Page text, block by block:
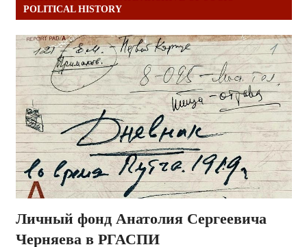
POLITICAL HISTORY
Личный фонд Анатолия Сергеевича
Черняева в РГАСПИ